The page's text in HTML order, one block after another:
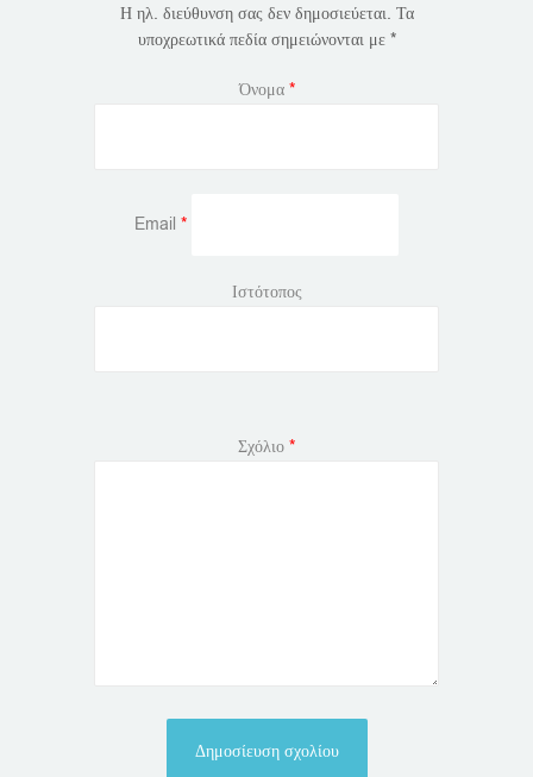
Η ηλ. διεύθυνση σας δεν δημοσιεύεται. Τα
υποχρεωτικά πεδία σημειώνονται με *
Όνομα *
Email *
Ιστότοπος
Σχόλιο *